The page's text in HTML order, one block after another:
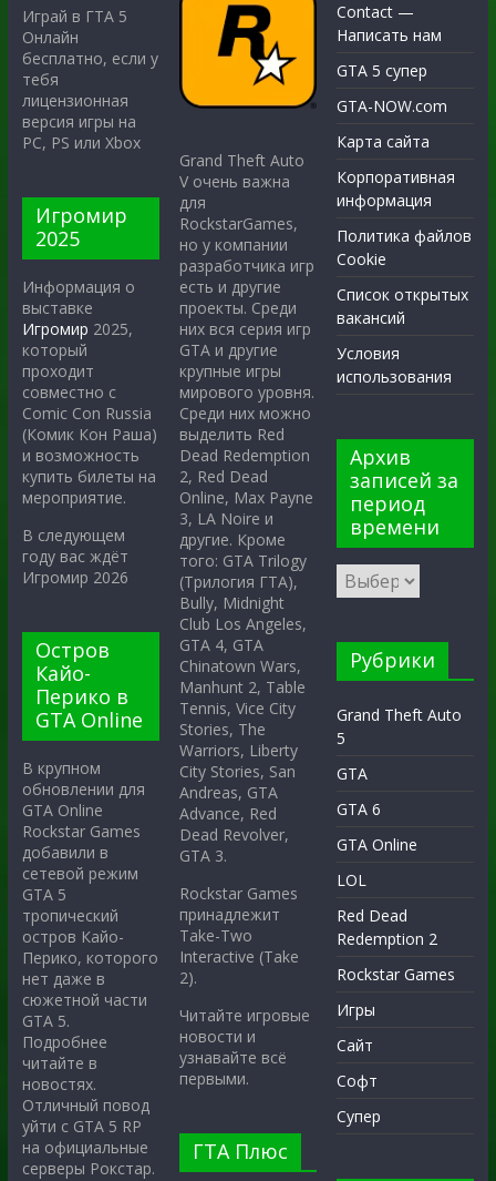
Играй в ГТА 5
Онлайн
бесплатно, если у
тебя
лицензионная
версия игры на
PC, PS или Xbox
Игромир
2025
Информация о
выставке
Игромир 2025,
который
проходит
совместно с
Comic Con Russia
(Комик Кон Раша)
и возможность
купить билеты на
мероприятие.
В следующем
году вас ждёт
Игромир 2026
Остров
Кайо-
Перико в
GTA Online
В крупном
обновлении для
GTA Online
Rockstar Games
добавили в
сетевой режим
GTA 5
тропический
остров Кайо-
Перико, которого
нет даже в
сюжетной части
GTA 5.
Подробнее
читайте в
новостях.
Отличный повод
уйти с GTA 5 RP
на официальные
серверы Рокстар.
Grand Theft Auto
V очень важна
для
RockstarGames,
но у компании
разработчика игр
есть и другие
проекты. Среди
них вся серия игр
GTA и другие
крупные игры
мирового уровня.
Среди них можно
выделить Red
Dead Redemption
2, Red Dead
Online, Max Payne
3, LA Noire и
другие. Кроме
того: GTA Trilogy
(Трилогия ГТА),
Bully, Midnight
Club Los Angeles,
GTA 4, GTA
Chinatown Wars,
Manhunt 2, Table
Tennis, Vice City
Stories, The
Warriors, Liberty
City Stories, San
Andreas, GTA
Advance, Red
Dead Revolver,
GTA 3.
Rockstar Games
принадлежит
Take-Two
Interactive (Take
2).
Читайте игровые
новости и
узнавайте всё
первыми.
ГТА Плюс
Contact —
Написать нам
GTA 5 супер
GTA-NOW.com
Карта сайта
Корпоративная
информация
Политика файлов
Cookie
Список открытых
вакансий
Условия
использования
Архив
записей за
период
времени
Рубрики
Grand Theft Auto
5
GTA
GTA 6
GTA Online
LOL
Red Dead
Redemption 2
Rockstar Games
Игры
Сайт
Софт
Супер